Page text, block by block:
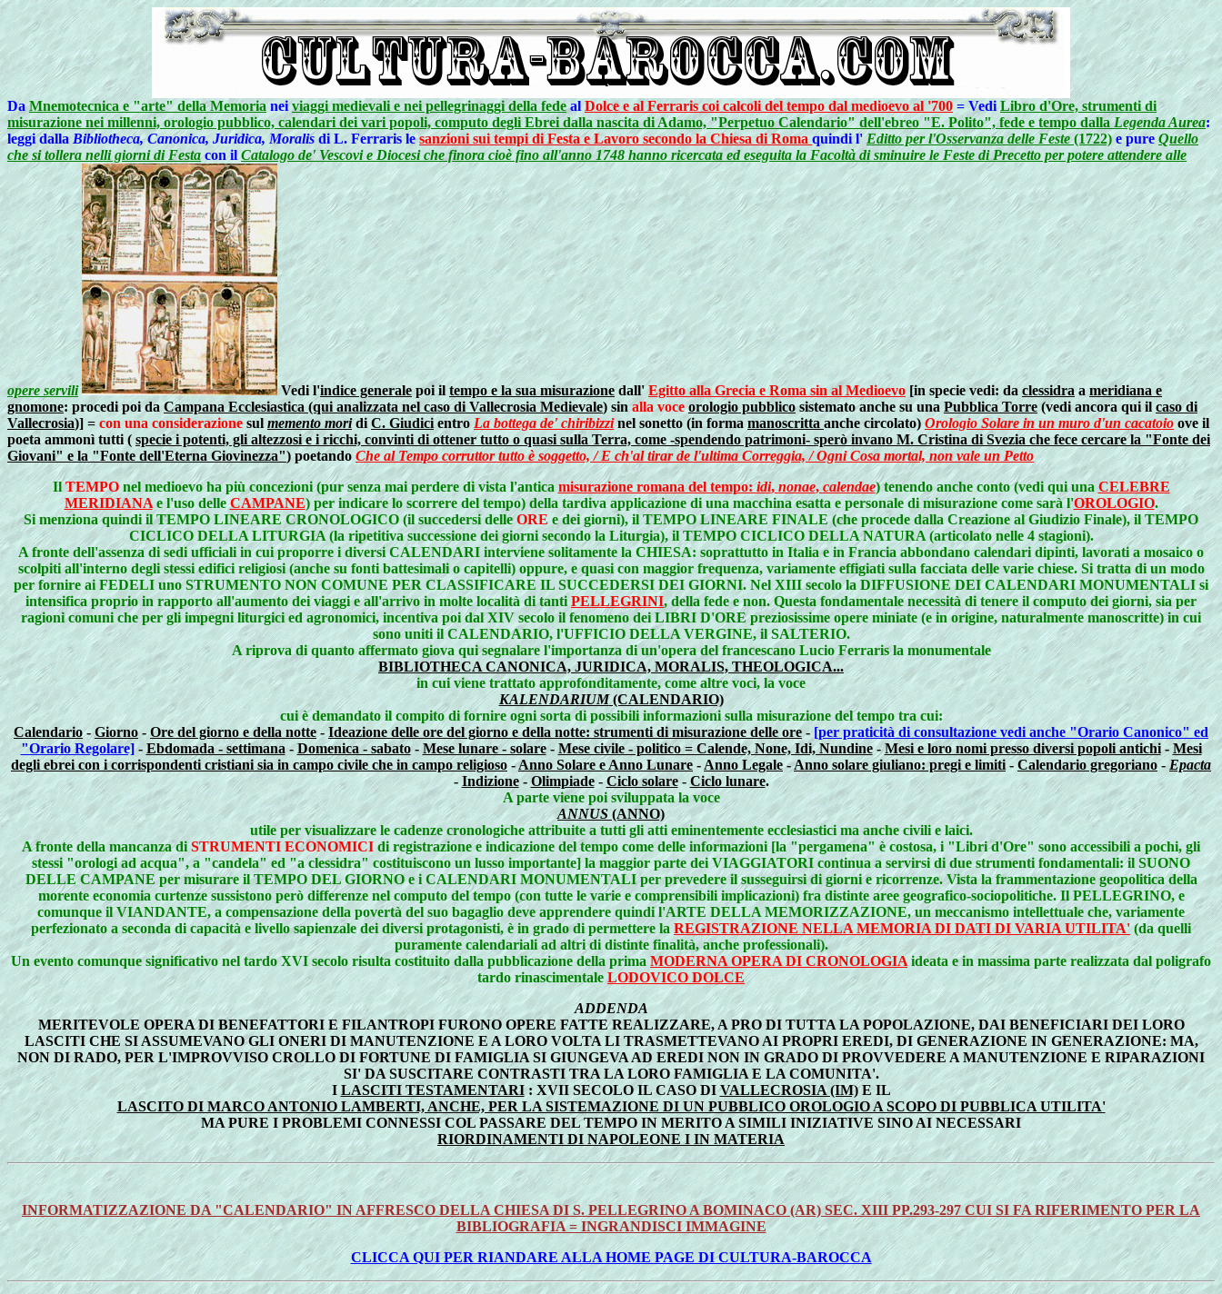
DaMnemotecnica e "arte" della Memoria neiviaggi medievali e nei pellegrinaggi della fede alDolce e al Ferraris coi calcoli del tempo dal medioevo al '700 = VediLibro d'Ore, strumenti di
misurazione nei millenni, orologio pubblico, calendari dei vari popoli, computo degli Ebrei dalla nascita di Adamo, "Perpetuo Calendario" dell'ebreo "E. Polito", fede e tempo dallaLegenda Aurea:
leggi dalla Bibliotheca, Canonica, Juridica, Moralis di L. Ferraris lesanzioni sui tempi di Festa e Lavoro secondo la Chiesa di Roma quindi l'Editto per l'Osservanza delle Feste(1722)e pure Quello
che si tollera nelli giorni di Festacon ilCatalogo de' Vescovi e Diocesi che finora cioè fino all'anno 1748 hanno ricercata ed eseguita la Facoltà di sminuire le Feste di Precetto per potere attendere alle
opere servili Vedi l'indice generalepoi iltempo e la sua misurazione dall'Egitto alla Grecia e Roma sin al Medioevo[in specie vedi: da clessidraameridiana e
gnomone: procedi poi daCampana Ecclesiastica (qui analizzata nel caso di Vallecrosia Medievale) sinalla voce orologio pubblicosistemato anche su unaPubblica Torre(vedi ancora qui il caso di
Vallecrosia)] =con una considerazione sul memento moridiC. Giudicientro La bottega de' chiribizzinel sonetto (in forma manoscrittaanche circolato) Orologio Solare in un muro d'un cacatoioove il
poeta ammonì tutti( specie i potenti, gli altezzosi e i ricchi, convinti di ottener tutto o quasi sulla Terra, come -spendendo patrimoni- sperò invano M. Cristina di Svezia che fece cercare la "Fonte dei
Giovani" e la "Fonte dell'Eterna Giovinezza") poetandoChe al Tempo corruttor tutto è soggetto, / E ch'al tirar de l'ultima Correggia, / Ogni Cosa mortal, non vale un Petto
IlTEMPO nel medioevo ha più concezioni (pur senza mai perdere di vista l'antica misurazione romana del tempo:idi, nonae, calendae) tenendo anche conto (vedi qui una CELEBRE
MERIDIANAe l'uso delleCAMPANE) per indicare lo scorrere del tempo) della tardiva applicazione di una macchina esatta e personale di misurazione come sarà l'OROLOGIO.
Si menziona quindi il TEMPO LINEARE CRONOLOGICO (il succedersi delleORE e dei giorni), il TEMPO LINEARE FINALE (che procede dalla Creazione al Giudizio Finale), il TEMPO
CICLICO DELLA LITURGIA (la ripetitiva successione dei giorni secondo la Liturgia), il TEMPO CICLICO DELLA NATURA (articolato nelle 4 stagioni).
A fronte dell'assenza di sedi ufficiali in cui proporre i diversi CALENDARI interviene solitamente la CHIESA: soprattutto in Italia e in Francia abbondano calendari dipinti, lavorati a mosaico o
scolpiti all'interno degli stessi edifici religiosi (anche su fonti battesimali o capitelli) oppure, e quasi con maggior frequenza, variamente effigiati sulla facciata delle varie chiese. Si tratta di un modo
per fornire ai FEDELI uno STRUMENTO NON COMUNE PER CLASSIFICARE IL SUCCEDERSI DEI GIORNI. Nel XIII secolo la DIFFUSIONE DEI CALENDARI MONUMENTALI si
intensifica proprio in rapporto all'aumento dei viaggi e all'arrivo in molte località di tantiPELLEGRINI, della fede e non. Questa fondamentale necessità di tenere il computo dei giorni, sia per
ragioni comuni che per gli impegni liturgici ed agronomici, incentiva poi dal XIV secolo il fenomeno dei LIBRI D'ORE preziosissime opere miniate (e in origine, naturalmente manoscritte) in cui
sono uniti il CALENDARIO, l'UFFICIO DELLA VERGINE, il SALTERIO.
A riprova di quanto affermato giova qui segnalare l'importanza di un'opera del francescano Lucio Ferraris la monumentale
BIBLIOTHECA CANONICA, JURIDICA, MORALIS, THEOLOGICA...
in cui viene trattato approfonditamente, come altre voci, la voce
KALENDARIUM(CALENDARIO)
cui è demandato il compito di fornire ogni sorta di possibili informazioni sulla misurazione del tempo tra cui:
Calendario-Giorno-Ore del giorno e della notte -Ideazione delle ore del giorno e della notte: strumenti di misurazione delle ore - [per praticità di consultazione vedi anche "Orario Canonico" ed
"Orario Regolare]-Ebdomada - settimana-Domenica - sabato-Mese lunare - solare-Mese civile - politico = Calende, None, Idi, Nundine-Mesi e loro nomi presso diversi popoli antichi-Mesi
degli ebrei con i corrispondenti cristiani sia in campo civile che in campo religioso-Anno Solare e Anno Lunare - Anno Legale-Anno solare giuliano: pregi e limiti- Calendario gregoriano-Epacta
- Indizione-Olimpiade-Ciclo solare-Ciclo lunare.
A parte viene poi sviluppata la voce
ANNUS(ANNO)
utile per visualizzare le cadenze cronologiche attribuite a tutti gli atti eminentemente ecclesiastici ma anche civili e laici.
Afronte della mancanza diSTRUMENTI ECONOMICI di registrazione e indicazione del tempo come delle informazioni [la "pergamena" è costosa, i "Libri d'Ore" sono accessibili a pochi, gli
stessi "orologi ad acqua", a "candela" ed "a clessidra" costituiscono un lusso importante] la maggior parte dei VIAGGIATORI continua a servirsi di due strumenti fondamentali: il SUONO
DELLE CAMPANE per misurare il TEMPO DEL GIORNO e i CALENDARI MONUMENTALI per prevedere il susseguirsi di giorni e ricorrenze. Vista la frammentazione geopolitica della
morente economia curtenze sussistono però differenze nel computo del tempo (con tutte le varie e comprensibili implicazioni) fra distinte aree geografico-sociopolitiche. Il PELLEGRINO, e
comunque il VIANDANTE, a compensazione della povertà del suo bagaglio deve apprendere quindi l'ARTE DELLA MEMORIZZAZIONE, un meccanismo intellettuale che, variamente
perfezionato a seconda di capacità e livello sapienzale dei diversi protagonisti, è in grado di permettere laREGISTRAZIONE NELLA MEMORIA DI DATI DI VARIA UTILITA' (da quelli
puramente calendariali ad altri di distinte finalità, anche professionali).
Un evento comunque significativo nel tardo XVI secolo risulta costituito dalla pubblicazione della prima MODERNA OPERA DI CRONOLOGIA ideata e in massima parte realizzata dal poligrafo
tardo rinascimentaleLODOVICO DOLCE
ADDENDA
MERITEVOLE OPERA DI BENEFATTORI E FILANTROPI FURONO OPERE FATTE REALIZZARE, A PRO DI TUTTA LA POPOLAZIONE, DAI BENEFICIARI DEI LORO
LASCITI CHE SI ASSUMEVANO GLI ONERI DI MANUTENZIONE E A LORO VOLTA LI TRASMETTEVANO AI PROPRI EREDI, DI GENERAZIONE IN GENERAZIONE: MA,
NON DI RADO, PER L'IMPROVVISO CROLLO DI FORTUNE DI FAMIGLIA SI GIUNGEVA AD EREDI NON IN GRADO DI PROVVEDERE A MANUTENZIONE E RIPARAZIONI
SI' DA SUSCITARE CONTRASTI TRA LA LORO FAMIGLIA E LA COMUNITA'.
ILASCITI TESTAMENTARI: XVII SECOLO IL CASO DIVALLECROSIA (IM)E IL
LASCITO DI MARCO ANTONIO LAMBERTI, ANCHE, PER LA SISTEMAZIONE DI UN PUBBLICO OROLOGIO A SCOPO DI PUBBLICA UTILITA'
MA PURE I PROBLEMI CONNESSI COL PASSARE DEL TEMPO IN MERITO A SIMILI INIZIATIVE SINO AI NECESSARI
RIORDINAMENTI DI NAPOLEONE I IN MATERIA
INFORMATIZZAZIONE DA "CALENDARIO" IN AFFRESCO DELLA CHIESA DI S. PELLEGRINO A BOMINACO (AR) SEC. XIII PP.293-297 CUI SI FA RIFERIMENTO PER LA
BIBLIOGRAFIA = INGRANDISCI IMMAGINE
CLICCA QUI PER RIANDARE ALLA HOME PAGE DI CULTURA-BAROCCA